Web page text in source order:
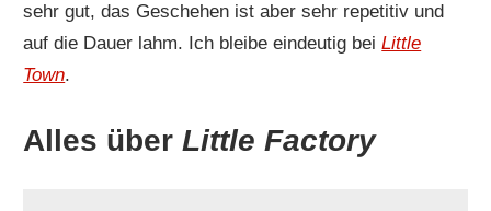
sehr gut, das Geschehen ist aber sehr repetitiv und
auf die Dauer lahm. Ich bleibe eindeutig beiLittle
Town.
Alles überLittle Factory